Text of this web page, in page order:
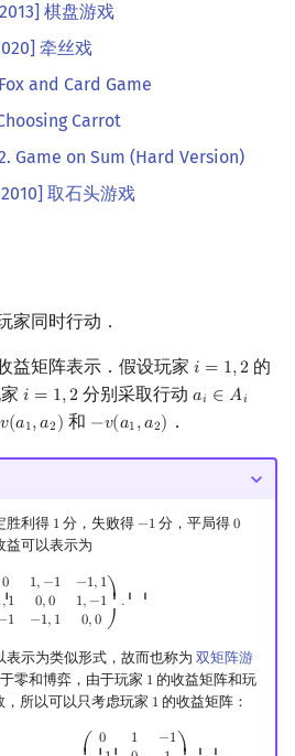
棋盘游戏
牵丝戏
and Card Game
Carrot
Game on Sum (Hard Version)
取石头游戏
家同时行动．
益矩阵表示．假设玩家 𝑖 = 1,2
i =1, 2
的
家𝑖 = 1,2
i =1, 2 分别采取行动𝑎𝑖 ∈ 𝐴𝑖
ai ∈Ai
𝑣(𝑎1,𝑎2)
v(a1,a2) 和 −𝑣(𝑎1,𝑎2)
−v(a1,a2) ．
胜利得 1
1分，失败得 −1
−1 分，平局得0
0
益可以表示为
⎜
0 1, −1 −1, 1
,1 0,0 1, −1
1 −1, 1 0,0
⎞⎟ ⎟ ⎟
⎠
.
1, 10,01 1,−1 −1,1
示为类似形式，故而也称为 双矩阵游
零和博弈，由于玩家 1
1的收益矩阵和玩
所以可以只考虑玩家 1
1 的收益矩阵：
0 1 −1
(0 1− 01 0).